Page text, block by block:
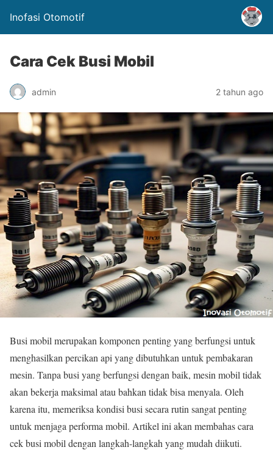
Inofasi Otomotif
Cara Cek Busi Mobil
admin 2 tahun ago
Busi mobil merupakan komponen penting yang berfungsi untuk
menghasilkan percikan api yang dibutuhkan untuk pembakaran
mesin. Tanpa busi yang berfungsi dengan baik, mesin mobil tidak
akan bekerja maksimal atau bahkan tidak bisa menyala. Oleh
karena itu, memeriksa kondisi busi secara rutin sangat penting
untuk menjaga performa mobil. Artikel ini akan membahas cara
cek busi mobil dengan langkah-langkah yang mudah diikuti.